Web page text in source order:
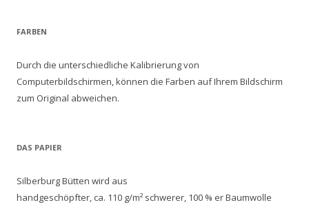
FARBEN
Durch die unterschiedliche Kalibrierung von
Computerbildschirmen, können die Farben auf Ihrem Bildschirm
zum Original abweichen.
DAS PAPIER
Silberburg Bütten wird aus
handgeschöpfter, ca. 110 g/m² schwerer, 100 % er Baumwolle